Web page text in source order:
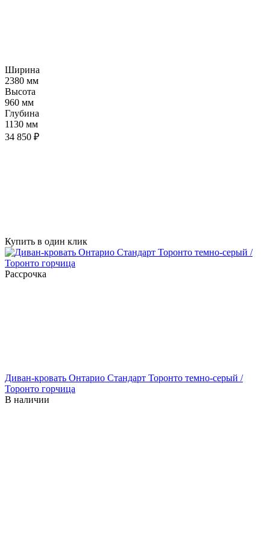
Ширина
2380 мм
Высота
960 мм
Глубина
1130 мм
34 850 ₽
Купить в один клик
Рассрочка
Диван-кровать Онтарио Стандарт Торонто темно-серый /
Торонто горчица
В наличии